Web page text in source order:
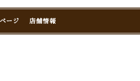
ージ 店舗情報